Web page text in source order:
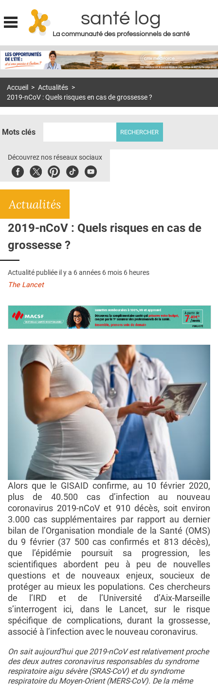
Jump to navigation
santé log
La communauté des professionnels de santé
MON COMPTE
S'ABONNER À LA REVUE SOIN À DOMICILE
DOSSIERS
E-REVUE SAD
L'APP
QUI SOMMES-NOUS ?
PUBLICITÉ
CONDITIONS GÉNÉRALES
CONTACT
Accueil > Actualités >
2019-nCoV : Quels risques en cas de grossesse ?
Mots clés
Découvrez nos réseaux sociaux
FacebookTwitterPinterest
TiktokYoubute
Actualités
2019-nCoV : Quels risques en cas de
grossesse ?
Actualité publiée il y a 6 années 6 mois 6 heures
The Lancet
Alors que le GISAID confirme, au 10 février 2020,
plus de 40.500 cas d’infection au nouveau
coronavirus 2019-nCoV et 910 décès, soit environ
3.000 cas supplémentaires par rapport au dernier
bilan de l’Organisation mondiale de la Santé (OMS)
du 9 février (37 500 cas confirmés et 813 décès),
que l’épidémie poursuit sa progression, les
scientifiques abordent peu à peu de nouvelles
questions et de nouveaux enjeux, soucieux de
protéger au mieux les populations. Ces chercheurs
de l’IRD et de l’Université d’Aix-Marseille
s’interrogent ici, dans le Lancet, sur le risque
spécifique de complications, durant la grossesse,
associé à l’infection avec le nouveau coronavirus.
On sait aujourd’hui que 2019-nCoV est relativement proche
des deux autres coronavirus responsables du syndrome
respiratoire aigu sévère (SRAS-CoV) et du syndrome
respiratoire du Moyen-Orient (MERS-CoV). De la même